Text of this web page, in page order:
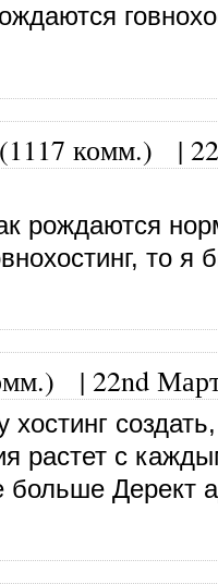
комм.) |
рождаются
то я
| 22nd
хостинг
растет с
больше Дерект